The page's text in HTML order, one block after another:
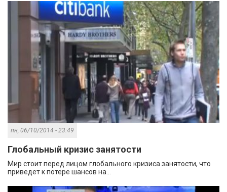
пн, 06/10/2014 - 23:49
Глобальный кризис занятости
Мир стоит перед лицом глобального кризиса занятости, что
приведет к потере шансов на...